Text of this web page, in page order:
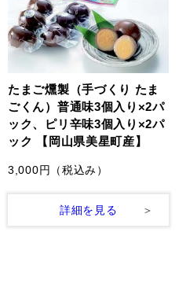
たまご燻製（手づくり たま
ごくん）普通味3個入り×2パ
ック、ピリ辛味3個入り×2パ
ック 【岡山県美星町産】
3,000円 （税込み）
詳細を見る